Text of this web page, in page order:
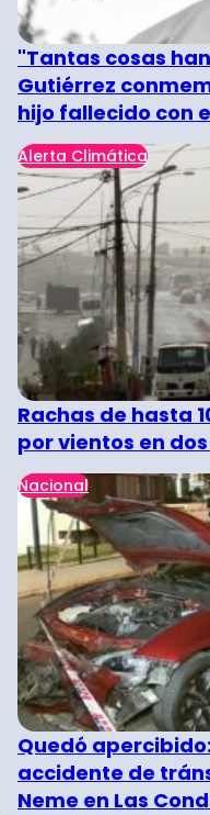
"Tantas cosas
Gutiérrez
hijo fallecido con
Alerta Climática
Rachas de hasta
por vientos en
Nacional
Quedó
accidente de
Neme en Las